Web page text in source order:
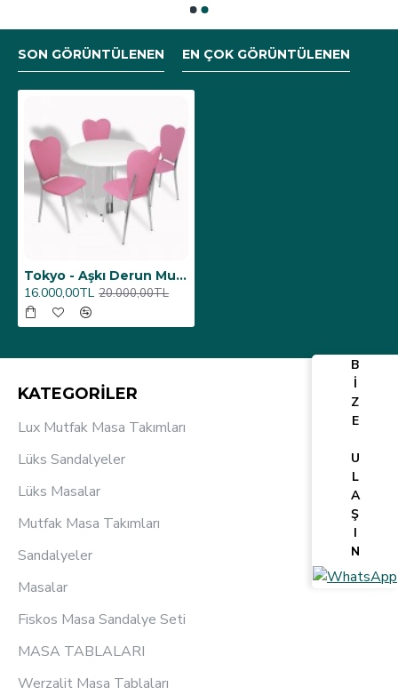
SON GÖRÜNTÜLENEN EN ÇOK GÖRÜNTÜLENEN
Tokyo - Aşkı Derun Mutfak Masa Takımı - (Yuvarlak Çap 80cm - Werzalit, Wermodin ve Allzalit Tabla) - Beyaz-Pembe Deri
16.000,00TL 20.000,00TL
KATEGORİLER
Lux Mutfak Masa Takımları
Lüks Sandalyeler
Lüks Masalar
Mutfak Masa Takımları
Sandalyeler
Masalar
Fiskos Masa Sandalye Seti
MASA TABLALARI
Werzalit Masa Tablaları
B
İ
Z
E
U
L
A
Ş
I
N